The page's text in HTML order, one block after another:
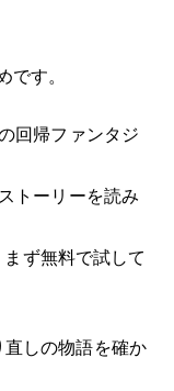
す。
回帰ファンタジ
トーリーを読み
ず無料で試して
しの物語を確か